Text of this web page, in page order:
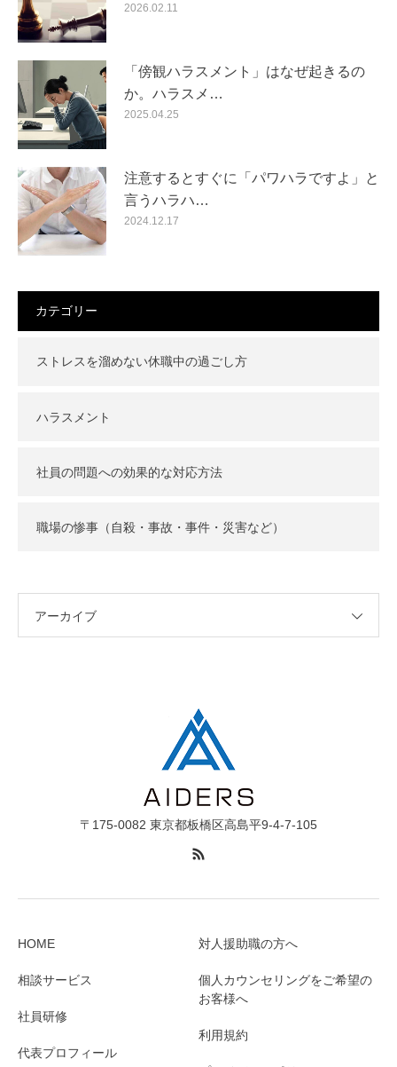
2026.02.11
「傍観ハラスメント」はなぜ起きるの
か。ハラスメ…
2025.04.25
注意するとすぐに「パワハラですよ」と
言うハラハ…
2024.12.17
カテゴリー
ストレスを溜めない休職中の過ごし方
ハラスメント
社員の問題への効果的な対応方法
職場の惨事（自殺・事故・事件・災害など）
アーカイブ
〒175-0082 東京都板橋区高島平9-4-7-105
HOME
相談サービス
社員研修
代表プロフィール
対人援助職の方へ
個人カウンセリングをご希望の
お客様へ
利用規約